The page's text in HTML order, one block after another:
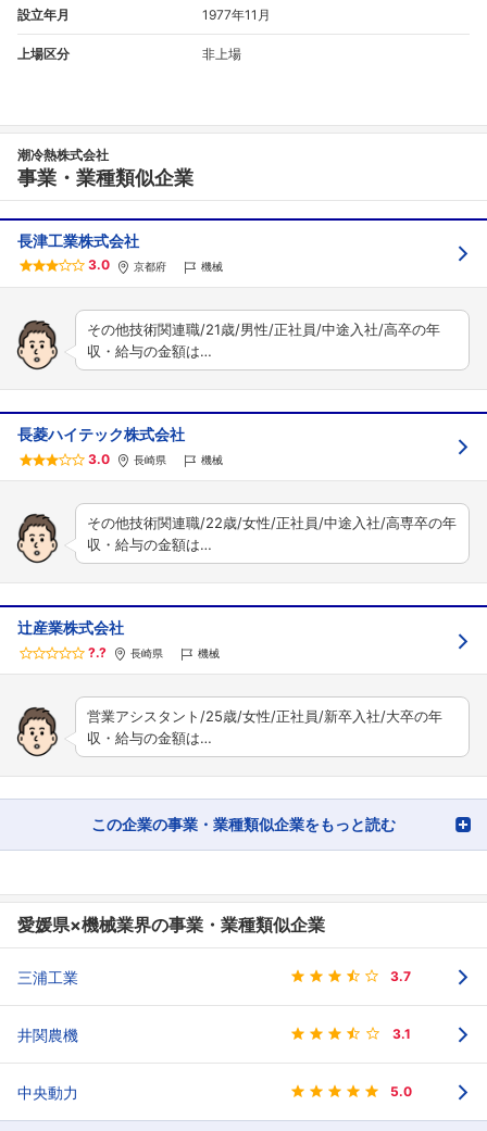
設立年月 1977年11月
上場区分 非上場
潮冷熱株式会社
事業・業種類似企業
長津工業株式会社
3.0 京都府 機械
その他技術関連職/21歳/男性/正社員/中途入社/高卒の年
収・給与の金額は…
長菱ハイテック株式会社
3.0 長崎県 機械
その他技術関連職/22歳/女性/正社員/中途入社/高専卒の年
収・給与の金額は…
辻産業株式会社
?.? 長崎県 機械
営業アシスタント/25歳/女性/正社員/新卒入社/大卒の年
収・給与の金額は…
この企業の事業・業種類似企業をもっと読む
愛媛県×機械業界の事業・業種類似企業
三浦工業 3.7
井関農機 3.1
中央動力 5.0